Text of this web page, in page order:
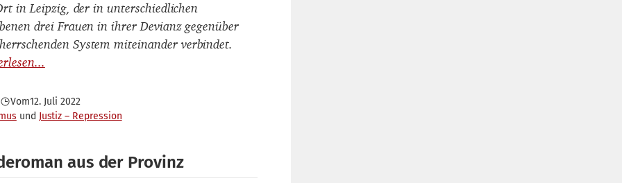
in Leipzig, der in unterschiedlichen
drei Frauen in ihrer Devianz gegenüber
System miteinander verbindet.
Vom12. Juli 2022
Justiz – Repression
aus der Provinz